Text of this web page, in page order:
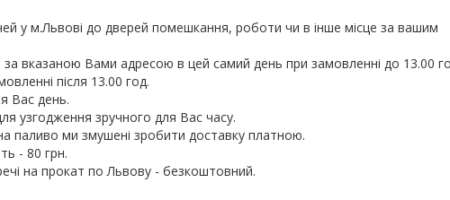
у м.Львові до дверей помешкання, роботи чи в інше місце за вашим
за вказаною Вами адресою в цей самий день при замовленні до 13.00
після 13.00 год.
Вас день.
узгодження зручного для Вас часу.
паливо ми змушені зробити доставку платною.
- 80 грн.
на прокат по Львову - безкоштовний.